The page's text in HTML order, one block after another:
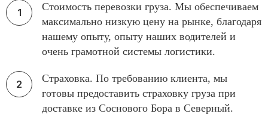
Стоимость перевозки груза. Мы обеспечиваем
максимально низкую цену на рынке, благодаря
нашему опыту, опыту наших водителей и
очень грамотной системы логистики.
Страховка. По требованию клиента, мы
готовы предоставить страховку груза при
доставке из Соснового Бора в Северный.